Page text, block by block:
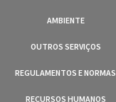
AMBIENTE
OUTROS SERVIÇOS
REGULAMENTOS E NORMAS
RECURSOS HUMANOS